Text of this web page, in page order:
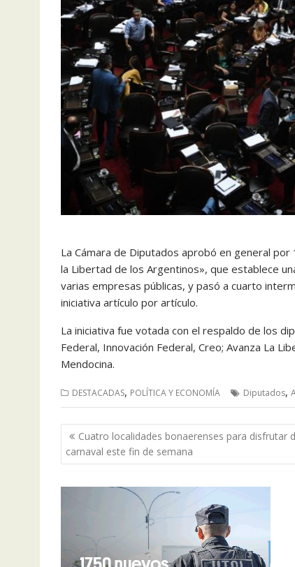
La Cámara de Diputados aprobó en general
la Libertad de los Argentinos», que establece
varias empresas públicas, y pasó a cuarto
iniciativa artículo por artículo.
La iniciativa fue votada con el respaldo de los
Federal, Innovación Federal, Creo; Avanza La
Mendocina.
DESTACADAS, POLÍTICA Y ECONOMÍA Diputados,
Navegación
de
entradas
Cuatro localidades bonaerenses para disfrutar
carnaval este fin de semana